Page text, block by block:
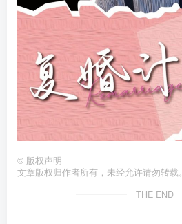
© 版权声明
文章版权归作者所有，未经允许请勿转载。
THE END